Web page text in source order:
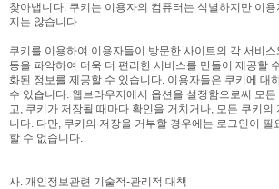
찾아냅니다. 쿠키는 이용자의 컴퓨터는 식별하지만 이
지는 않습니다.
쿠키를 이용하여 이용자들이 방문한 사이트의 각 서비
등을 파악하여 더욱 더 편리한 서비스를 만들어 제공할
화된 정보를 제공할 수 있습니다. 이용자들은 쿠키에 대
수 있습니다. 웹브라우저에서 옵션을 설정함으로써 모
고, 쿠키가 저장될 때마다 확인을 거치거나, 모든 쿠키의
니다. 다만, 쿠키의 저장을 거부할 경우에는 로그인이 필
할 수 없습니다.
사. 개인정보관련 기술적-관리적 대책